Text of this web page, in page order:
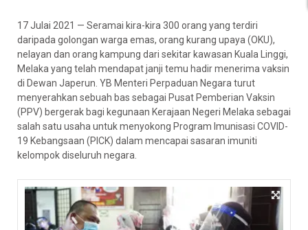
17 Julai 2021 — Seramai kira-kira 300 orang yang terdiri
daripada golongan warga emas, orang kurang upaya (OKU),
nelayan dan orang kampung dari sekitar kawasan Kuala Linggi,
Melaka yang telah mendapat janji temu hadir menerima vaksin
di Dewan Japerun. YB Menteri Perpaduan Negara turut
menyerahkan sebuah bas sebagai Pusat Pemberian Vaksin
(PPV) bergerak bagi kegunaan Kerajaan Negeri Melaka sebagai
salah satu usaha untuk menyokong Program Imunisasi COVID-
19 Kebangsaan (PICK) dalam mencapai sasaran imuniti
kelompok diseluruh negara.